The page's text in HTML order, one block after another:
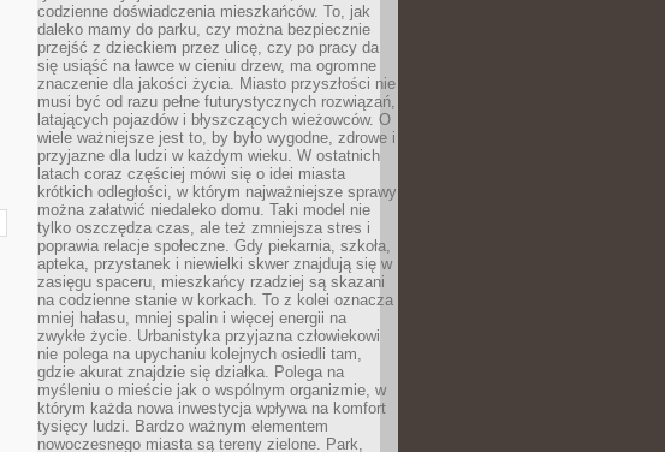
codzienne doświadczenia mieszkańców. To, jak
daleko mamy do parku, czy można bezpiecznie
przejść z dzieckiem przez ulicę, czy po pracy da
się usiąść na ławce w cieniu drzew, ma ogromne
znaczenie dla jakości życia. Miasto przyszłości nie
musi być od razu pełne futurystycznych rozwiązań,
latających pojazdów i błyszczących wieżowców. O
wiele ważniejsze jest to, by było wygodne, zdrowe i
przyjazne dla ludzi w każdym wieku. W ostatnich
latach coraz częściej mówi się o idei miasta
krótkich odległości, w którym najważniejsze sprawy
można załatwić niedaleko domu. Taki model nie
tylko oszczędza czas, ale też zmniejsza stres i
poprawia relacje społeczne. Gdy piekarnia, szkoła,
apteka, przystanek i niewielki skwer znajdują się w
zasięgu spaceru, mieszkańcy rzadziej są skazani
na codzienne stanie w korkach. To z kolei oznacza
mniej hałasu, mniej spalin i więcej energii na
zwykłe życie. Urbanistyka przyjazna człowiekowi
nie polega na upychaniu kolejnych osiedli tam,
gdzie akurat znajdzie się działka. Polega na
myśleniu o mieście jak o wspólnym organizmie, w
którym każda nowa inwestycja wpływa na komfort
tysięcy ludzi. Bardzo ważnym elementem
nowoczesnego miasta są tereny zielone. Park,